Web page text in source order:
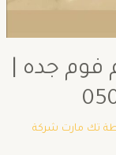
جده |
تك مارت شركة